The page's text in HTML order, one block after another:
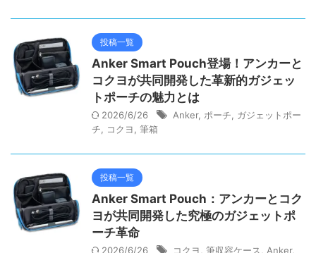
投稿一覧
Anker Smart Pouch登場！アンカーと
コクヨが共同開発した革新的ガジェッ
トポーチの魅力とは
2026/6/26 Anker, ポーチ
ガジェットポー
チ
コクヨ 筆箱
投稿一覧
Anker Smart Pouch：アンカーとコク
ヨが共同開発した究極のガジェットポ
ーチ革命
2026/6/26 コクヨ 筆収容ケース Anker,